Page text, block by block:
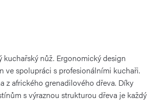
kuchařský nůž. Ergonomický design
ve spolupráci s profesionálními kuchaři.
z afrického grenadilového dřeva. Díky
s výraznou strukturou dřeva je každý